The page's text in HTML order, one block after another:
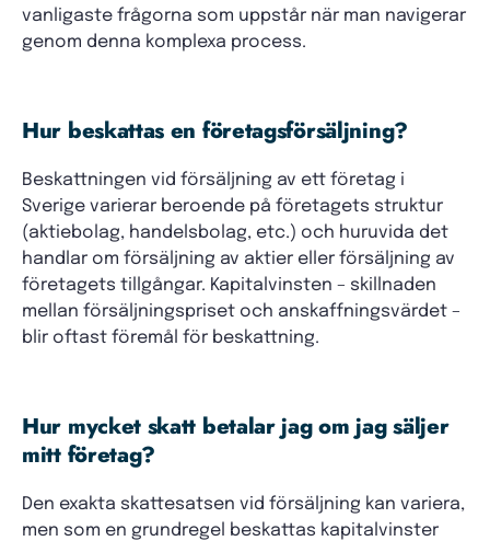
vanligaste frågorna som uppstår när man navigerar
genom denna komplexa process.
Hur beskattas en företagsförsäljning?
Beskattningen vid försäljning av ett företag i
Sverige varierar beroende på företagets struktur
(aktiebolag, handelsbolag, etc.) och huruvida det
handlar om försäljning av aktier eller försäljning av
företagets tillgångar. Kapitalvinsten – skillnaden
mellan försäljningspriset och anskaffningsvärdet –
blir oftast föremål för beskattning.
Hur mycket skatt betalar jag om jag säljer
mitt företag?
Den exakta skattesatsen vid försäljning kan variera,
men som en grundregel beskattas kapitalvinster